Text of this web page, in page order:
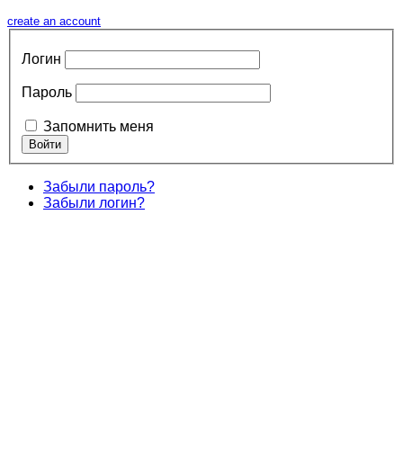
create an account
Логин
Пароль
Запомнить меня
Забыли пароль?
Забыли логин?